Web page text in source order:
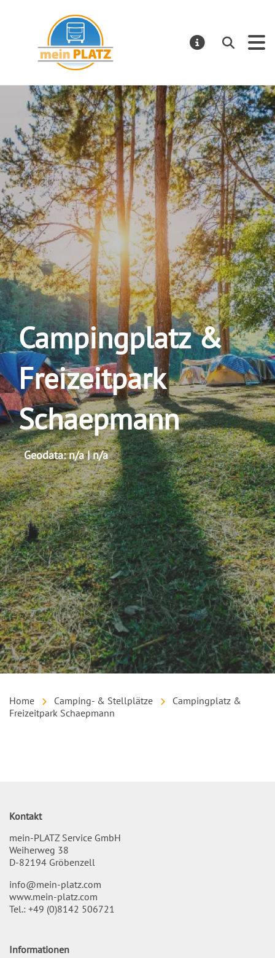
Suchen
Campingplatz &
Freizeitpark
Schaepmann
Geodata: n/a | n/a
Home Camping- & Stellplätze
Campingplatz &
Freizeitpark Schaepmann
Kontakt
mein-PLATZ Service GmbH
Weiherweg 38
D-82194 Gröbenzell
info@mein-platz.com
www.mein-platz.com
Tel.: +49 (0)8142 506721
Informationen